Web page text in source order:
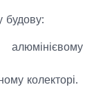
будову:
колекторі.